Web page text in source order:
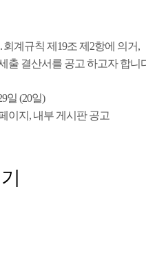
계규칙 제19조 제2항에 의거,
출 결산서를 공고 하고자 합니
일 (20일)
이지, 내부 게시판 공고